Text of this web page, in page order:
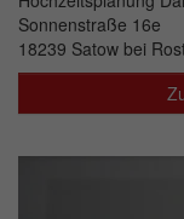
Sonnenstraße 16e
18239 Satow bei